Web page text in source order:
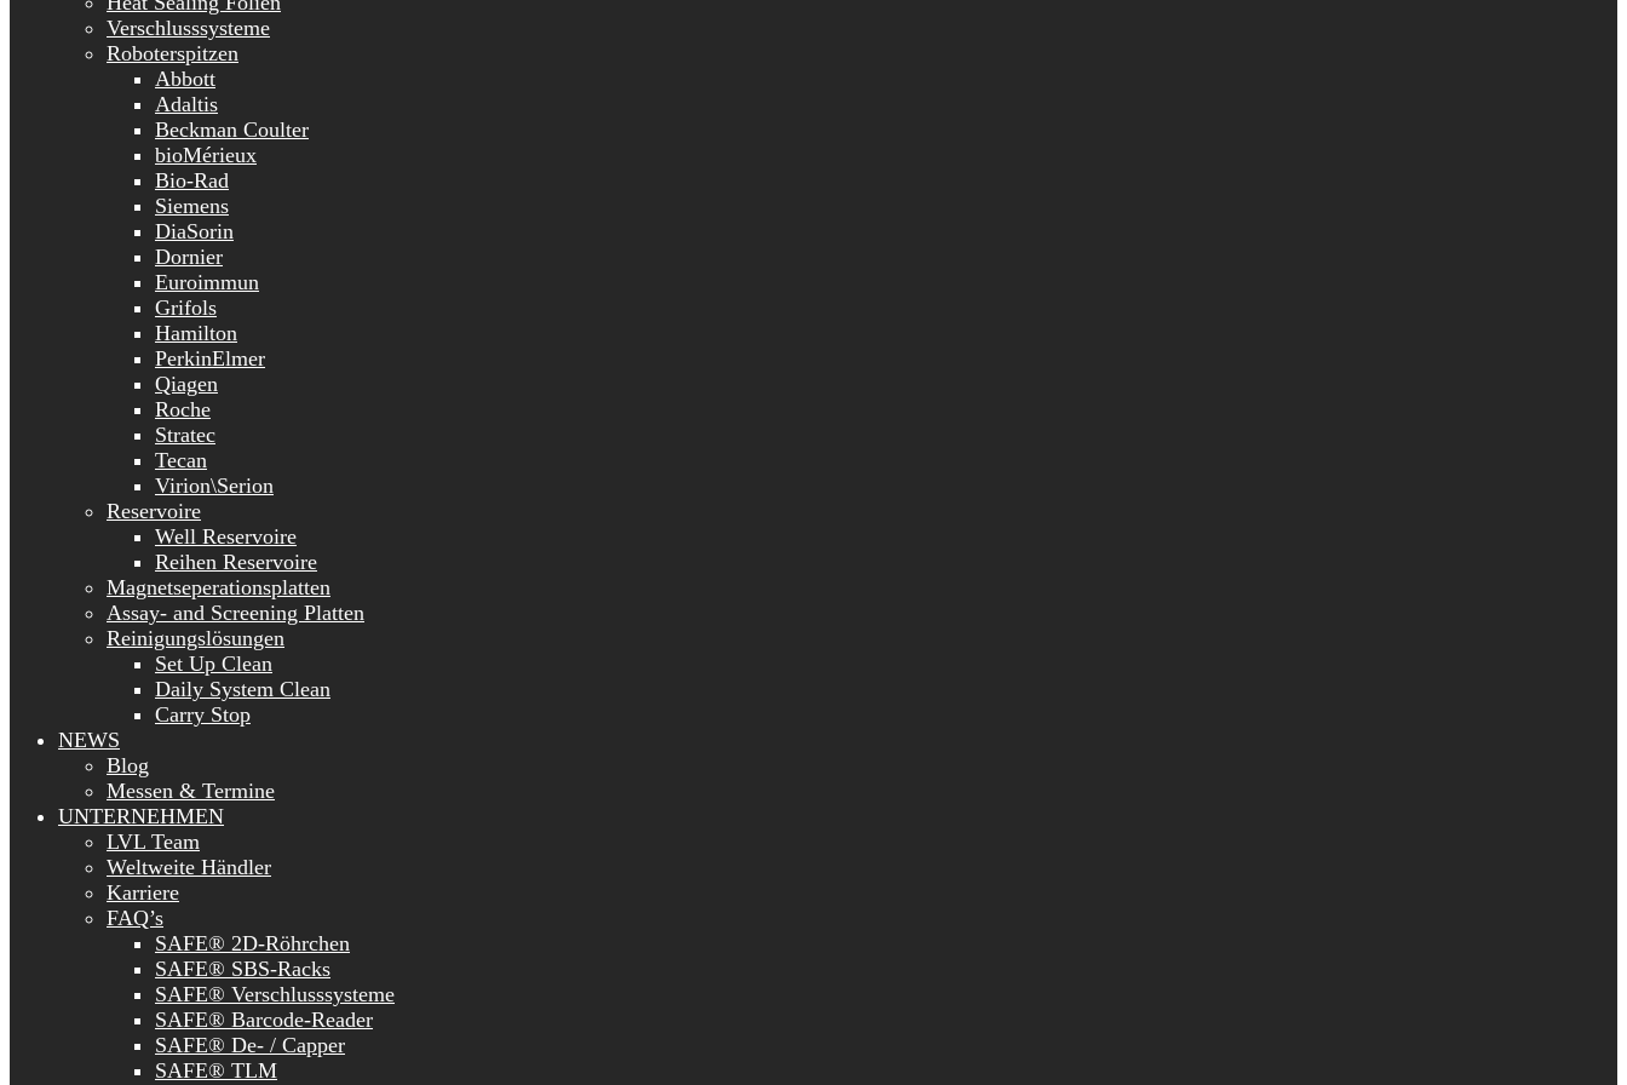
Verschlusssysteme
Roboterspitzen
Abbott
Adaltis
Beckman Coulter
bioMérieux
Bio-Rad
Siemens
DiaSorin
Dornier
Euroimmun
Grifols
Hamilton
PerkinElmer
Qiagen
Roche
Stratec
Tecan
Virion\Serion
Reservoire
Well Reservoire
Reihen Reservoire
Magnetseperationsplatten
Assay- and Screening Platten
Reinigungslösungen
Set Up Clean
Daily System Clean
Carry Stop
NEWS
Blog
Messen & Termine
UNTERNEHMEN
LVL Team
Weltweite Händler
Karriere
FAQ’s
SAFE® 2D-Röhrchen
SAFE® SBS-Racks
SAFE® Verschlusssysteme
SAFE® Barcode-Reader
SAFE® De- / Capper
SAFE® TLM